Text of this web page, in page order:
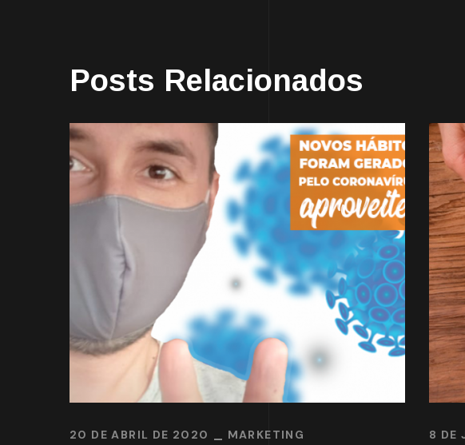
Posts Relacionados
20 DE ABRIL DE 2020 MARKETING 8 DE